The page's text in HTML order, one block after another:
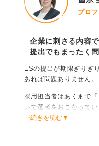
プロ
企業に刺さる内容
提出でもまったく問
ESの提出が期限ぎりぎ
あれば問題ありません。
採用担当者はあくまで
いで選考をおこなってい
⋯続きを読む▼